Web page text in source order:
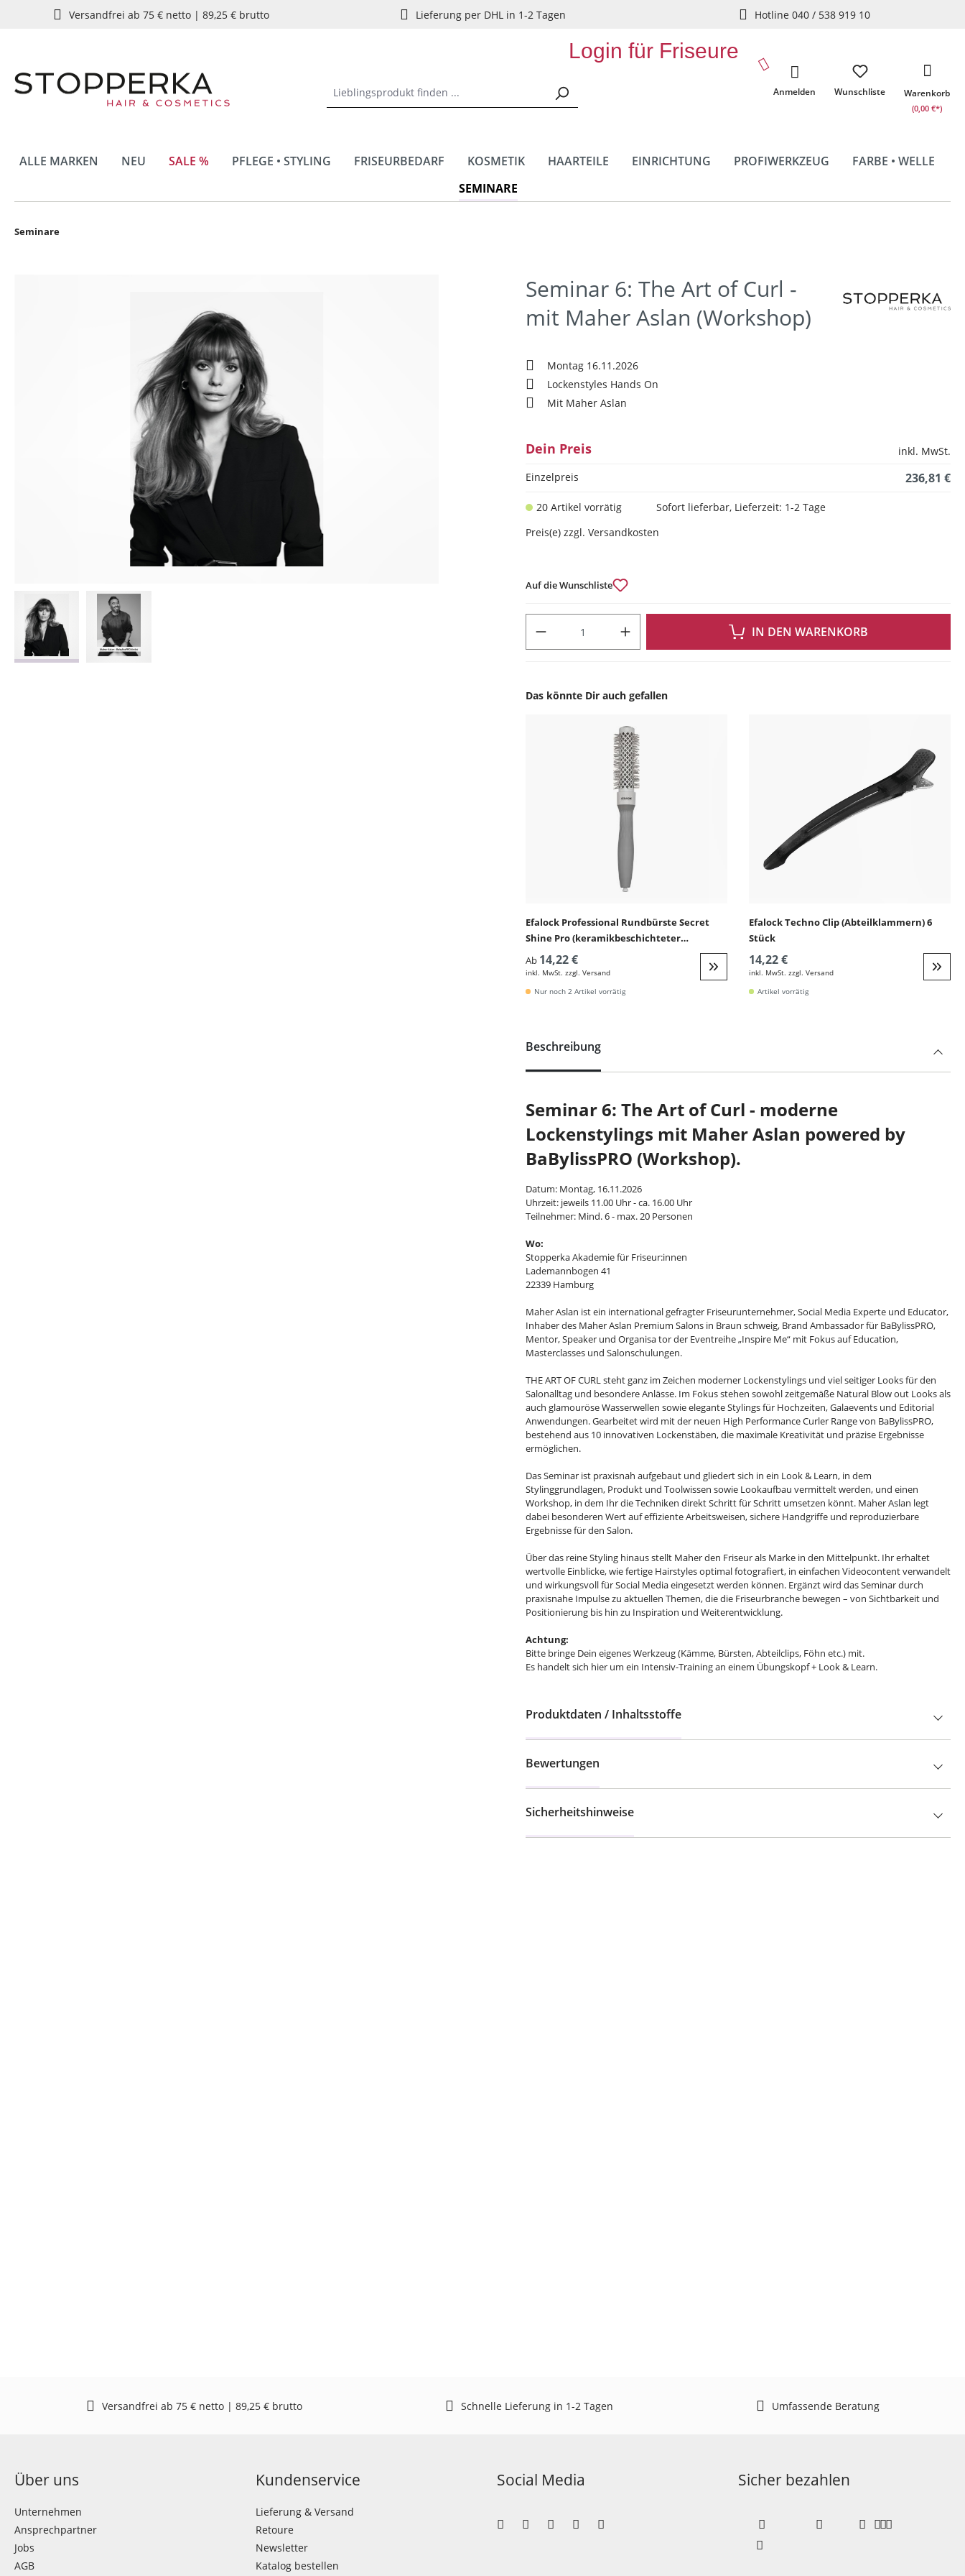
Zur Hauptnavigation springen
Versandfrei ab 75 € netto | 89,25 € brutto Lieferung per DHL in 1-2 Tagen Hotline 040 / 538 919 10
Login für Friseure
Wunschliste
Anmelden Warenkorb
(0,00 €*)
ALLE MARKEN NEU SALE % PFLEGE • STYLING FRISEURBEDARF KOSMETIK HAARTEILE EINRICHTUNG PROFIWERKZEUG
FARBE • WELLE
SEMINARE
Seminare
Seminar 6: The Art of Curl -
mit Maher Aslan (Workshop)
Montag 16.11.2026
Lockenstyles Hands On
Mit Maher Aslan
Dein Preis
inkl. MwSt.
Einzelpreis
236,81 €
20 Artikel vorrätig
Sofort lieferbar, Lieferzeit: 1-2 Tage
Preis(e) zzgl. Versandkosten
Auf die Wunschliste
IN DEN WARENKORB
Das könnte Dir auch gefallen
Efalock Professional Rundbürste Secret
Shine Pro (keramikbeschichteter
Bürstenkörper)
Ab 14,22 €
inkl. MwSt. zzgl. Versand Weiter zur Detail
Nur noch 2 Artikel vorrätig
Efalock Techno Clip (Abteilklammern) 6
Stück
14,22 €
inkl. MwSt. zzgl. Versand
Artikel vorrätig
Beschreibung
Seminar 6: The Art of Curl - moderne
Lockenstylings mit Maher Aslan powered by
BaBylissPRO (Workshop).
Datum: Montag, 16.11.2026
Uhrzeit: jeweils 11.00 Uhr - ca. 16.00 Uhr
Teilnehmer: Mind. 6 - max. 20 Personen
Wo:
Stopperka Akademie für Friseur:innen
Lademannbogen 41
22339 Hamburg
Maher Aslan ist ein international gefragter Friseurunternehmer, Social Media Experte und Educator,
Inhaber des Maher Aslan Premium Salons in Braun schweig, Brand Ambassador für BaBylissPRO,
Mentor, Speaker und Organisa tor der Eventreihe „Inspire Me“ mit Fokus auf Education,
Masterclasses und Salonschulungen.
THE ART OF CURL steht ganz im Zeichen moderner Lockenstylings und viel seitiger Looks für den
Salonalltag und besondere Anlässe. Im Fokus stehen sowohl zeitgemäße Natural Blow out Looks als
auch glamouröse Wasserwellen sowie elegante Stylings für Hochzeiten, Galaevents und Editorial
Anwendungen. Gearbeitet wird mit der neuen High Performance Curler Range von BaBylissPRO,
bestehend aus 10 innovativen Lockenstäben, die maximale Kreativität und präzise Ergebnisse
ermöglichen.
Das Seminar ist praxisnah aufgebaut und gliedert sich in ein Look & Learn, in dem
Stylinggrundlagen, Produkt und Toolwissen sowie Lookaufbau vermittelt werden, und einen
Workshop, in dem Ihr die Techniken direkt Schritt für Schritt umsetzen könnt. Maher Aslan legt
dabei besonderen Wert auf effiziente Arbeitsweisen, sichere Handgriffe und reproduzierbare
Ergebnisse für den Salon.
Über das reine Styling hinaus stellt Maher den Friseur als Marke in den Mittelpunkt. Ihr erhaltet
wertvolle Einblicke, wie fertige Hairstyles optimal fotografiert, in einfachen Videocontent verwandelt
und wirkungsvoll für Social Media eingesetzt werden können. Ergänzt wird das Seminar durch
praxisnahe Impulse zu aktuellen Themen, die die Friseurbranche bewegen – von Sichtbarkeit und
Positionierung bis hin zu Inspiration und Weiterentwicklung.
Achtung:
Bitte bringe Dein eigenes Werkzeug (Kämme, Bürsten, Abteilclips, Föhn etc.) mit.
Es handelt sich hier um ein Intensiv-Training an einem Übungskopf + Look & Learn.
Produktdaten / Inhaltsstoffe
Bewertungen
Sicherheitshinweise
Versandfrei ab 75 € netto | 89,25 € brutto Schnelle Lieferung in 1-2 Tagen Umfassende Beratung
Über uns
Unternehmen
Ansprechpartner
Jobs
AGB
Kundenservice
Lieferung & Versand
Retoure
Newsletter
Katalog bestellen
Social Media Sicher bezahlen